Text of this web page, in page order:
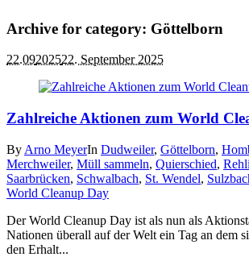
Archive for category: Göttelborn
22.09202522. September 2025
Zahlreiche Aktionen zum World
By Arno MeyerIn Dudweiler, Göttelborn,
Merchweiler, Müll sammeln, Quierschied,
Saarbrücken, Schwalbach, St. Wendel,
World Cleanup Day
Der World Cleanup Day ist als nun als
Nationen überall auf der Welt ein Tag an dem
den Erhalt...